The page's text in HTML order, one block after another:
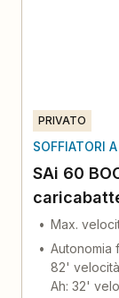
PRIVATO
SOFFIATORI
SAi 60
Max.
Autonomia
82' velocità
Ah: 32'